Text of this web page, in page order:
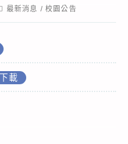
最新消息 / 校園公告
下載